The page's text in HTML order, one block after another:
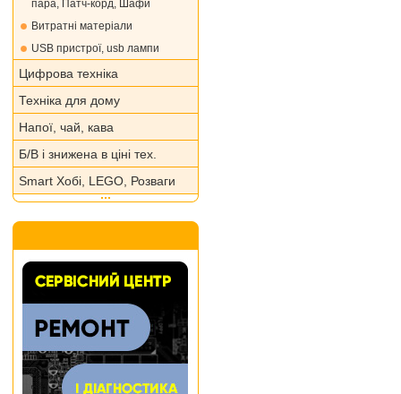
пара, Патч-корд, Шафи
Витратні матеріали
USB пристрої, usb лампи
Цифрова техніка
Техніка для дому
Напої, чай, кава
Б/В і знижена в ціні тех.
Smart Хобі, LEGO, Розваги